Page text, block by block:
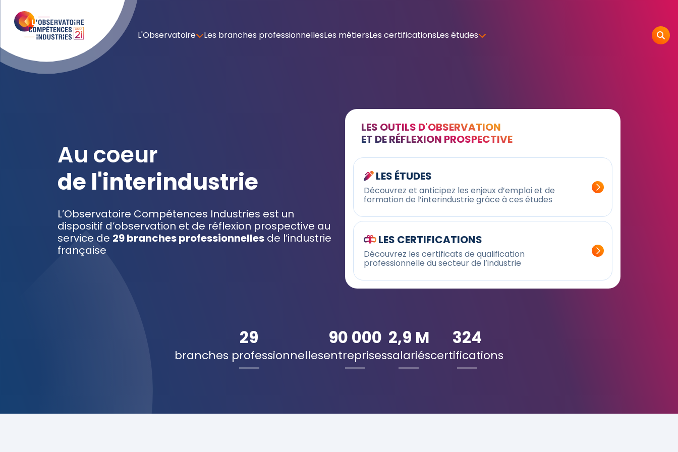
L'Observatoire Les branches professionnellesLes métiersLes certificationsLes études
Au coeur
de l'interindustrie
L’Observatoire Compétences Industries est un
dispositif d’observation et de réflexion prospective au
service de 29 branches professionnelles de l’industrie
française
LES OUTILS D'OBSERVATION
ET DE RÉFLEXION PROSPECTIVE
LES ÉTUDES
Découvrez et anticipez les enjeux d’emploi et de
formation de l’interindustrie grâce à ces études
LES CERTIFICATIONS
Découvrez les certificats de qualification
professionnelle du secteur de l’industrie
29
branches professionnelles
90 000
entreprises
2,9 M
salariés
324
certifications